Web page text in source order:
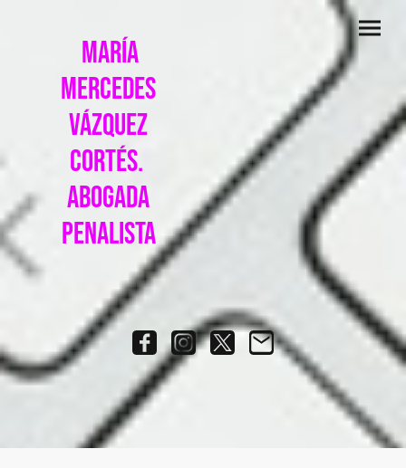
MARÍA
MERCEDES
VÁZQUEZ
CORTÉS.
ABOGADA
PENALISTA